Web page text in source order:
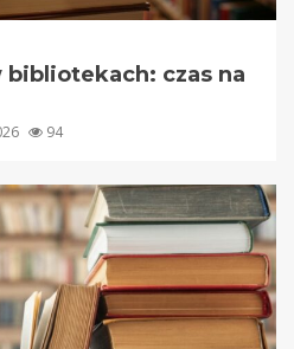
czas na
94